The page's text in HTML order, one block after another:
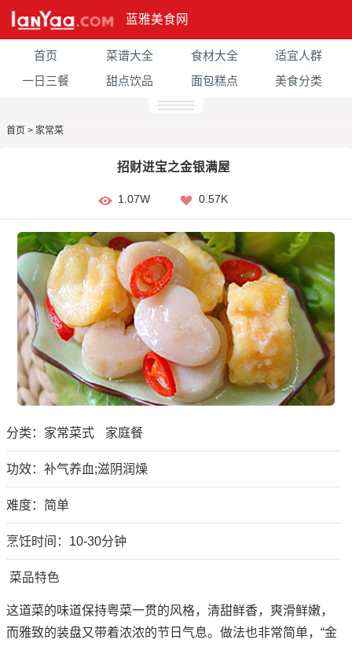
蓝雅美食网
首页 菜谱大全 食材大全
适宜人群
一日三餐
甜点饮品 面包糕点 美食分类
首页 > 家常菜
招财进宝之金银满屋
1.07W 0.57K
分类： 家常菜式 家庭餐
功效：补气养血;滋阴润燥
难度：简单
烹饪时间：10-30分钟
菜品特色
这道菜的味道保持粤菜一贯的风格，清甜鲜香，爽滑鲜嫩，
而雅致的装盘又带着浓浓的节日气息。做法也非常简单，“金